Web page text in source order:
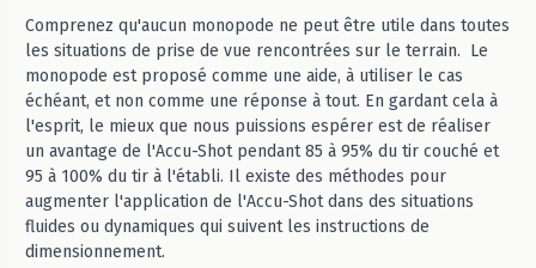
Comprenez qu'aucun monopode ne peut être utile dans toutes
les situations de prise de vue rencontrées sur le terrain. Le
monopode est proposé comme une aide, à utiliser le cas
échéant, et non comme une réponse à tout. En gardant cela à
l'esprit, le mieux que nous puissions espérer est de réaliser
un avantage de l'Accu-Shot pendant 85 à 95% du tir couché et
95 à 100% du tir à l'établi. Il existe des méthodes pour
augmenter l'application de l'Accu-Shot dans des situations
fluides ou dynamiques qui suivent les instructions de
dimensionnement.